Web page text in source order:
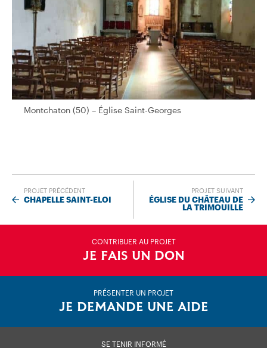
Montchaton (50) – Église Saint-Georges
Montchaton (50) – Église Saint-Georges
PROJET PRÉCÉDENT
CHAPELLE SAINT-ELOI
PROJET SUIVANT
ÉGLISE DU CHÂTEAU DE
LA TRIMOUILLE
CONTRIBUER AU PROJET
JE FAIS UN DON
PRÉSENTER UN PROJET
JE DEMANDE UNE AIDE
SE TENIR INFORMÉ